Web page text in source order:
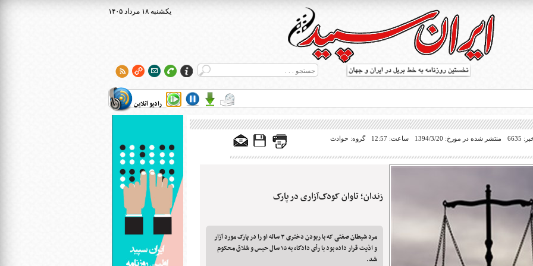
۱۴۰۵ يکشنبه ۱۸ مرداد
رادیو آنلاین
بریل در جهان
منتشر شده در مورخ: 1394/3/20 ساعت: 12:57 گروه: حوادث
زندان؛ تاوان کودک‌آزاری در پارک
مرد شیطان صفتی که با ربودن دختری ۳ ساله او را در پارک مورد آزار
و اذیت قرار داده بود با رأی دادگاه به ۱۵ سال حبس و شلاق محکوم
شد.